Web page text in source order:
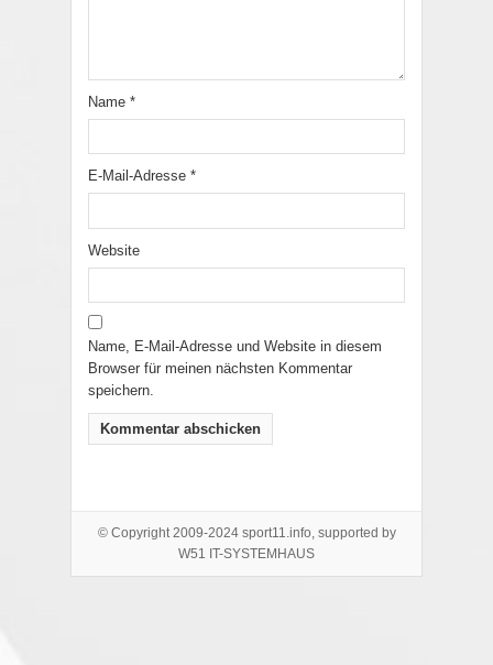
Name *
E-Mail-Adresse *
Website
Name, E-Mail-Adresse und Website in diesem
Browser für meinen nächsten Kommentar
speichern.
© Copyright 2009-2024 sport11.info, supported by
W51 IT-SYSTEMHAUS